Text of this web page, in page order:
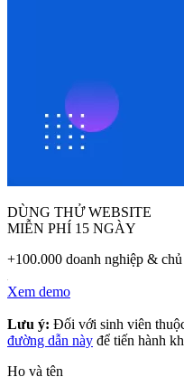
DÙNG THỬ WEBSITE
MIỄN PHÍ 15 NGÀY
+100.000 doanh nghiệp &
Xem demo
Lưu ý: Đối với sinh viên
đường dẫn này để tiến hành
Họ và tên